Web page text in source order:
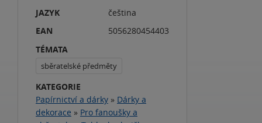
JAZYK
čeština
EAN
5056280454403
TÉMATA
sběratelské předměty
KATEGORIE
Papírnictví a dárky » Dárky a
dekorace » Pro fanoušky a